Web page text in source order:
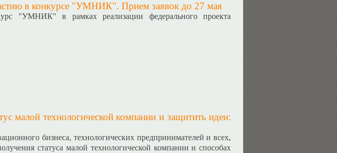
в конкурсе "УМНИК". Прием заявок до 27 мая
"УМНИК" в рамках реализации федерального проекта
малой технологической компании и защитить идеи:
бизнеса, технологических предпринимателей и всех,
статуса малой технологической компании и способах